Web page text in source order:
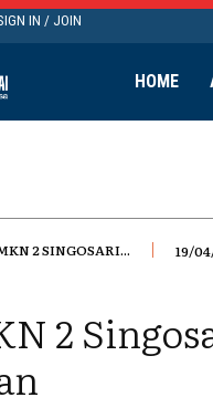
IN / JOIN
HOME
2 SINGOSARI... 19/
2